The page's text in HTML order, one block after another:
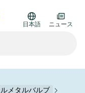
ニュース
日本語
メタルバルブ